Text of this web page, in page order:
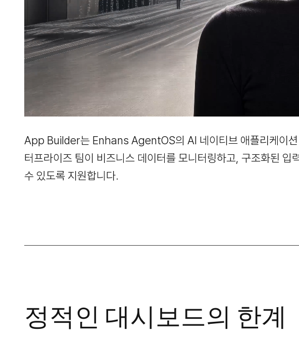
App Builder는 Enhans AgentOS의 AI 네이티브 애플리케이
터프라이즈 팀이 비즈니스 데이터를 모니터링하고, 구조화된
수 있도록 지원합니다.
정적인 대시보드의 한계